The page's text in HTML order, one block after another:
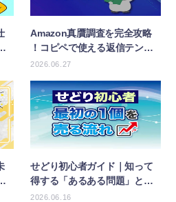
Amazon真贋調査を完全攻略
！コピペで使える返信テンプ
レートも大公開！
2026.06.27
せどり初心者ガイド｜知って
得する「あるある問題」と乗
り越え方！
2026.06.16